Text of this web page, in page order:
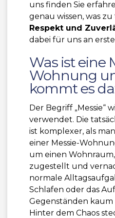
uns finden Sie
genau wissen, was zu
Respekt und
dabei für uns an
Was ist eine
Wohnung
kommt es
Der Begriff „Messie“
verwendet. Die
ist komplexer, als
einer Messie-
um einen
zugestellt und
normale
Schlafen oder das
Gegenständen kaum
Hinter dem Chaos